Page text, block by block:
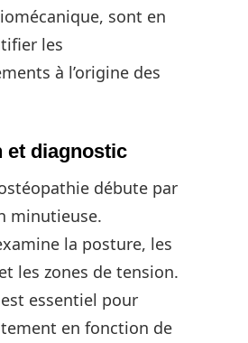
sont en
les
à l’origine des
et diagnostic
débute par
minutieuse.
la posture, les
les zones de tension.
essentiel pour
en fonction de